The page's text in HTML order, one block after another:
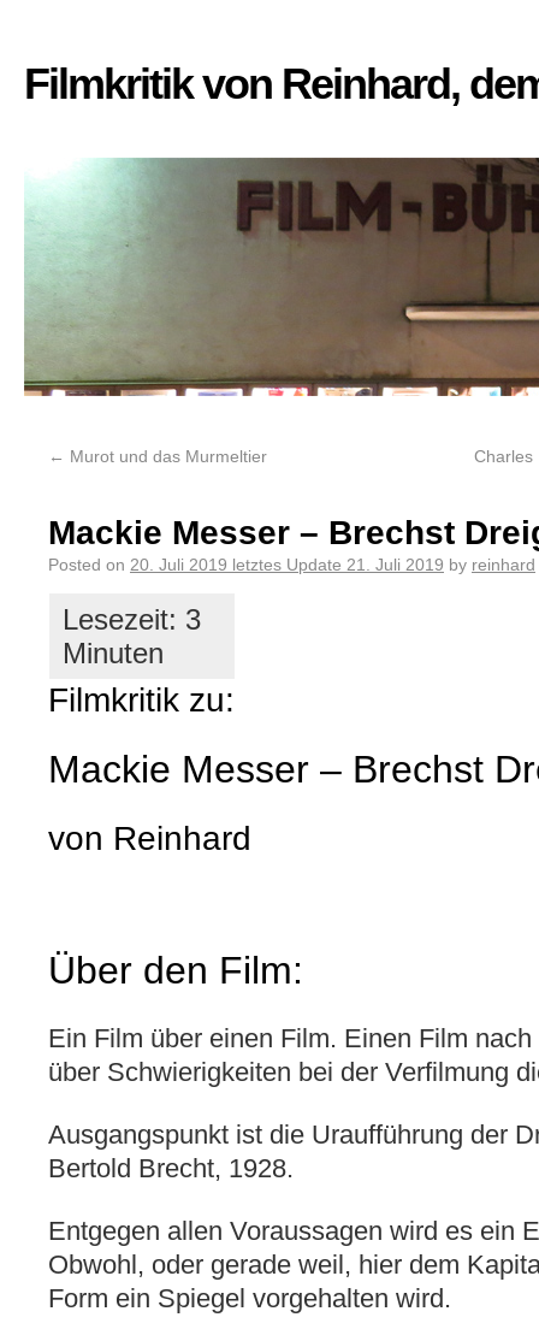
Filmkritik von Reinhard,
← Murot und das Murmeltier Charles
Mackie Messer – Brechst
Posted on 20. Juli 2019 letztes Update 21. Juli 2019 by reinhard
Filmkritik zu:
Mackie Messer – Brechst
von Reinhard
Über den Film:
Ein Film über einen Film. Einen Film
über Schwierigkeiten bei der Verfilmung
Ausgangspunkt ist die Uraufführung der
Bertold Brecht, 1928.
Entgegen allen Voraussagen wird es ein
Obwohl, oder gerade weil, hier dem
Form ein Spiegel vorgehalten wird.